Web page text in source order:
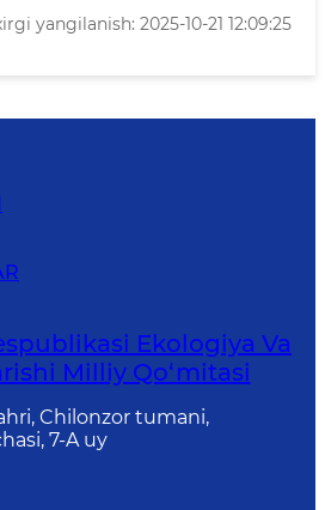
yangilanish: 2025-10-21 12:09:25
Ekologiya Va
Milliy Qo‘mitasi
Chilonzor tumani,
7-A uy